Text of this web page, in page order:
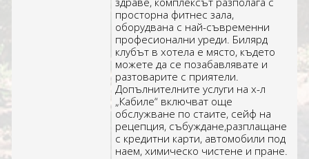
просторна фитнес зала,
оборудвана с най-съвременни
професионални уреди. Билярд
клубът в хотела е място, където
можете да се позабавлявате и
разтоварите с приятели.
Допълнителните услуги на х-л
„Кабиле“ включват още
обслужване по стаите, сейф на
рецепция, събуждане,разплащане
с кредитни карти, автомобили под
наем, химическо чистене и пране.